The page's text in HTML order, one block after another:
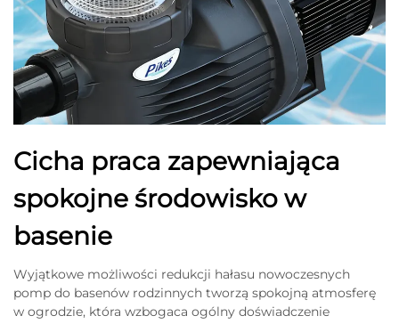
Cicha praca zapewniająca
spokojne środowisko w
basenie
Wyjątkowe możliwości redukcji hałasu nowoczesnych
pomp do basenów rodzinnych tworzą spokojną atmosferę
w ogrodzie, która wzbogaca ogólny doświadczenie